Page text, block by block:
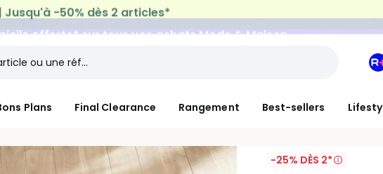
offerte*sur tous vos achats Mode & Maison
Plans Final Clearance Rangement Best-sellers
-25% DÈS 2*